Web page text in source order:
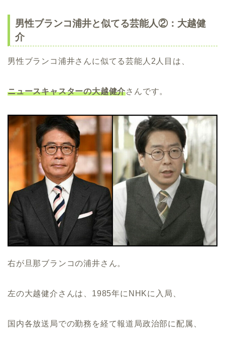
男性ブランコ浦井と似てる芸能人②：大越健
介
男性ブランコ浦井さんに似てる芸能人2人目は、
ニュースキャスターの大越健介さんです。
右が旦那ブランコの浦井さん。
左の大越健介さんは、1985年にNHKに入局、
国内各放送局での勤務を経て報道局政治部に配属、